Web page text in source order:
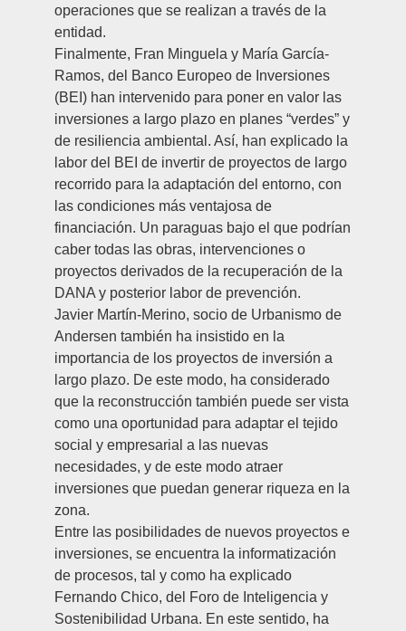
operaciones que se realizan a través de la
entidad.
Finalmente, Fran Minguela y María García-
Ramos, del Banco Europeo de Inversiones
(BEI) han intervenido para poner en valor las
inversiones a largo plazo en planes “verdes” y
de resiliencia ambiental. Así, han explicado la
labor del BEI de invertir de proyectos de largo
recorrido para la adaptación del entorno, con
las condiciones más ventajosa de
financiación. Un paraguas bajo el que podrían
caber todas las obras, intervenciones o
proyectos derivados de la recuperación de la
DANA y posterior labor de prevención.
Javier Martín-Merino, socio de Urbanismo de
Andersen también ha insistido en la
importancia de los proyectos de inversión a
largo plazo. De este modo, ha considerado
que la reconstrucción también puede ser vista
como una oportunidad para adaptar el tejido
social y empresarial a las nuevas
necesidades, y de este modo atraer
inversiones que puedan generar riqueza en la
zona.
Entre las posibilidades de nuevos proyectos e
inversiones, se encuentra la informatización
de procesos, tal y como ha explicado
Fernando Chico, del Foro de Inteligencia y
Sostenibilidad Urbana. En este sentido, ha